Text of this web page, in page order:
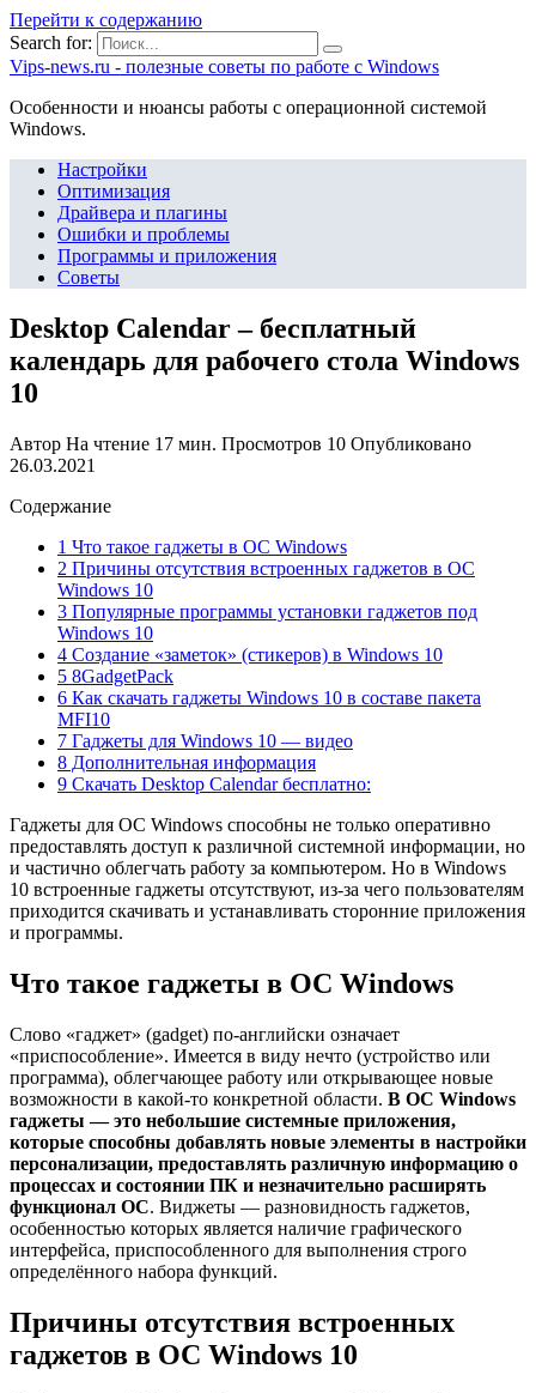
Перейти к содержанию
Search for:
Vips-news.ru - полезные советы по работе с Windows
Особенности и нюансы работы с операционной системой
Windows.
Настройки
Оптимизация
Драйвера и плагины
Ошибки и проблемы
Программы и приложения
Советы
Desktop Calendar – бесплатный
календарь для рабочего стола Windows
10
Автор На чтение 17 мин. Просмотров 10 Опубликовано
26.03.2021
Содержание
1 Что такое гаджеты в ОС Windows
2 Причины отсутствия встроенных гаджетов в ОС
Windows 10
3 Популярные программы установки гаджетов под
Windows 10
4 Создание «заметок» (стикеров) в Windows 10
5 8GadgetPack
6 Как скачать гаджеты Windows 10 в составе пакета
MFI10
7 Гаджеты для Windows 10 — видео
8 Дополнительная информация
9 Скачать Desktop Calendar бесплатно:
Гаджеты для ОС Windows способны не только оперативно
предоставлять доступ к различной системной информации, но
и частично облегчать работу за компьютером. Но в Windows
10 встроенные гаджеты отсутствуют, из-за чего пользователям
приходится скачивать и устанавливать сторонние приложения
и программы.
Что такое гаджеты в ОС Windows
Слово «гаджет» (gadget) по-английски означает
«приспособление». Имеется в виду нечто (устройство или
программа), облегчающее работу или открывающее новые
возможности в какой-то конкретной области. В ОС Windows
гаджеты — это небольшие системные приложения,
которые способны добавлять новые элементы в настройки
персонализации, предоставлять различную информацию о
процессах и состоянии ПК и незначительно расширять
функционал ОС. Виджеты — разновидность гаджетов,
особенностью которых является наличие графического
интерфейса, приспособленного для выполнения строго
определённого набора функций.
Причины отсутствия встроенных
гаджетов в ОС Windows 10